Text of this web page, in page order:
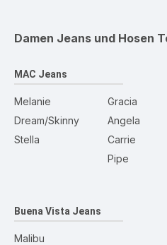
Damen Jeans und Hosen
MAC Jeans
Melanie
Dream/Skinny
Stella
Gracia
Angela
Carrie
Pipe
Buena Vista Jeans
Malibu